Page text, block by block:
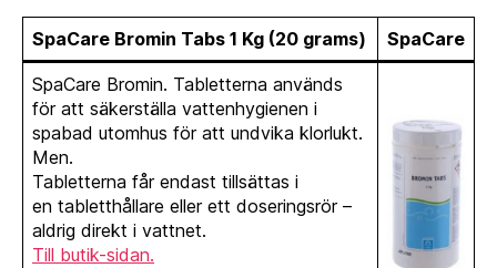
SpaCare Bromin Tabs 1 Kg (20 grams) SpaCare
SpaCare Bromin. Tabletterna används
för att säkerställa vattenhygienen i
spabad utomhus för att undvika klorlukt.
Men.
Tabletterna får endast tillsättas i
en tabletthållare eller ett doseringsrör –
aldrig direkt i vattnet.
Till butik-sidan.